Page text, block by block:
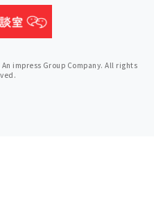
impress Group Company. All rights